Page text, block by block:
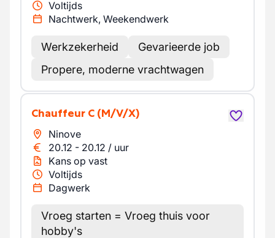
Voltijds
Nachtwerk, Weekendwerk
Werkzekerheid
Gevarieerde job
Propere, moderne vrachtwagen
Chauffeur C (M/V/X)
Ninove
20.12 - 20.12 / uur
Kans op vast
Voltijds
Dagwerk
Vroeg starten = Vroeg thuis voor
hobby's